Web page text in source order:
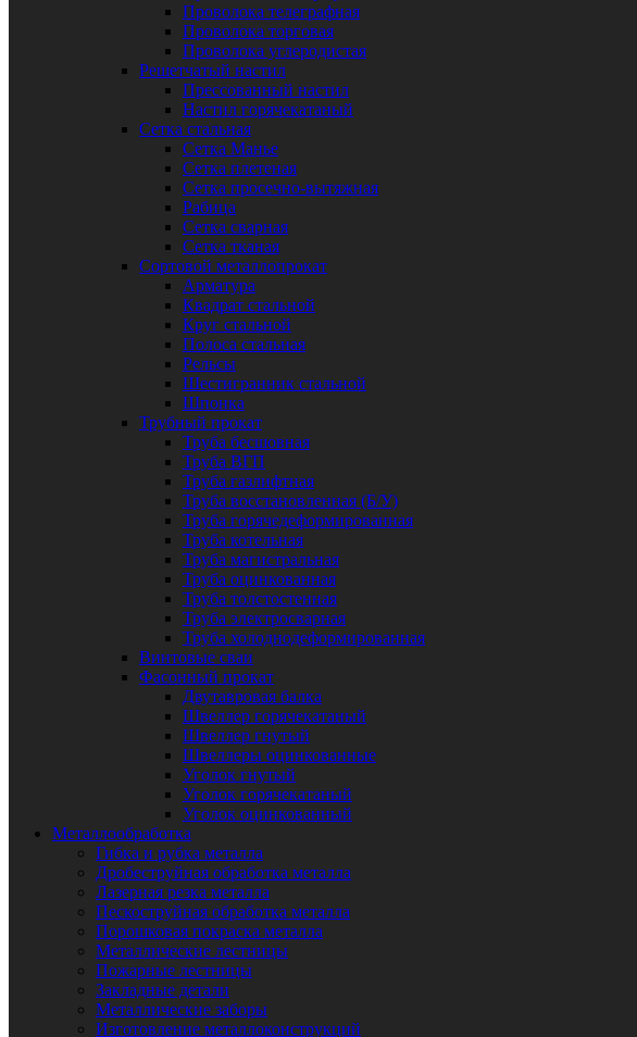
Проволока телеграфная
Проволока торговая
Проволока углеродистая
Решетчатый настил
Прессованный настил
Настил горячекатаный
Сетка стальная
Сетка Манье
Сетка плетеная
Сетка просечно-вытяжная
Рабица
Сетка сварная
Сетка тканая
Сортовой металлопрокат
Арматура
Квадрат стальной
Круг стальной
Полоса стальная
Рельсы
Шестигранник стальной
Шпонка
Трубный прокат
Труба бесшовная
Труба ВГП
Труба газлифтная
Труба восстановленная (Б/У)
Труба горячедеформированная
Труба котельная
Труба магистральная
Труба оцинкованная
Труба толстостенная
Труба электросварная
Труба холоднодеформированная
Винтовые сваи
Фасонный прокат
Двутавровая балка
Швеллер горячекатаный
Швеллер гнутый
Швеллеры оцинкованные
Уголок гнутый
Уголок горячекатаный
Уголок оцинкованный
Металлообработка
Гибка и рубка металла
Дробеструйная обработка металла
Лазерная резка металла
Пескоструйная обработка металла
Порошковая покраска металла
Металлические лестницы
Пожарные лестницы
Закладные детали
Металлические заборы
Изготовление металлоконструкций